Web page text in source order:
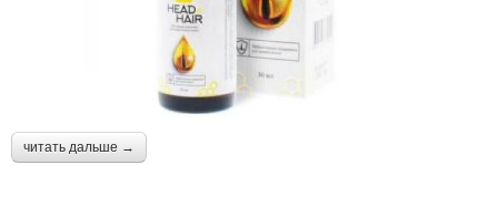
читать дальше →